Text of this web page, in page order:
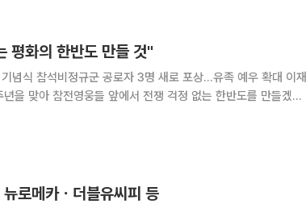
평화의 한반도 만들 것"
식 참석비정규군 공로자 3명 새로 포상…유족 예우 확대 이재
을 맞아 참전영웅들 앞에서 전쟁 걱정 없는 한반도를 만들겠다
전 10시 경기도에서 열린
로메카ㆍ더블유씨피 등